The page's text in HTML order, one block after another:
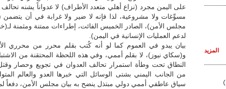
على اليمن مجرد (نزاع أهلي متعدد الأطراف) لا عدواناً يشنه تحالف
مسوِّغات ولا مشروعية، لذا فإنه لا ضير ولا غرابة في أن
مجلس الأمن)، الصادر الخميس الفائت، إطراءات ممتنة ومثمنة
لدعم العمليات الإنسانية في اليمن).
بيان يبدو في العموم كما لو أنه كُتب بقلم محرر من محرري
و(سكاي نيوز)، لا بقلم أممي، وفي هذه اللحظة المحتقنة من
النطاق تحت وطأة استمرار تحالف العدوان في تجويع وحصار
من الجانب اليمني بشتى الوسائل التي خبرها العدو والعالم
سياق عاطفي أممي دولي مبتذل ينضح به بيان مجلس الأمن، دفعاً
المزيد